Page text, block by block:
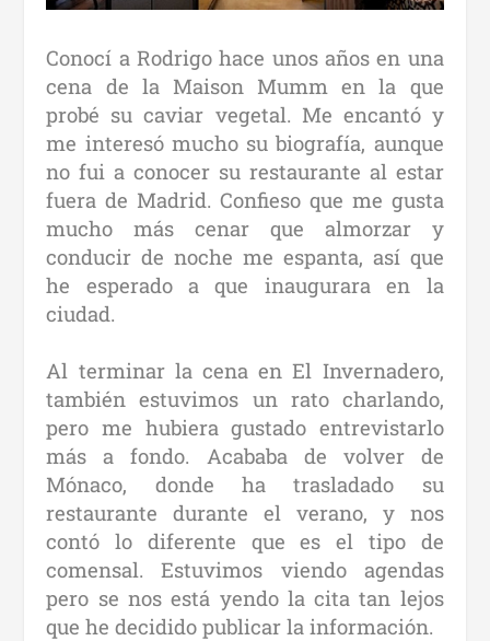
Conocí a Rodrigo hace unos años en una
cena de la Maison Mumm en la que
probé su caviar vegetal. Me encantó y
me interesó mucho su biografía, aunque
no fui a conocer su restaurante al estar
fuera de Madrid. Confieso que me gusta
mucho más cenar que almorzar y
conducir de noche me espanta, así que
he esperado a que inaugurara en la
ciudad.
Al terminar la cena en El Invernadero,
también estuvimos un rato charlando,
pero me hubiera gustado entrevistarlo
más a fondo. Acababa de volver de
Mónaco, donde ha trasladado su
restaurante durante el verano, y nos
contó lo diferente que es el tipo de
comensal. Estuvimos viendo agendas
pero se nos está yendo la cita tan lejos
que he decidido publicar la información.